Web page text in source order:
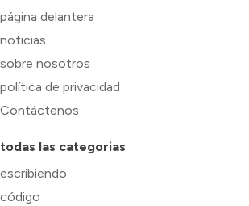
página delantera
noticias
sobre nosotros
política de privacidad
Contáctenos
todas las categorias
escribiendo
código